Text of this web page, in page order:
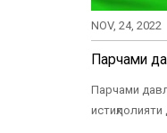
NOV, 24, 2022
Парчами
Парчами